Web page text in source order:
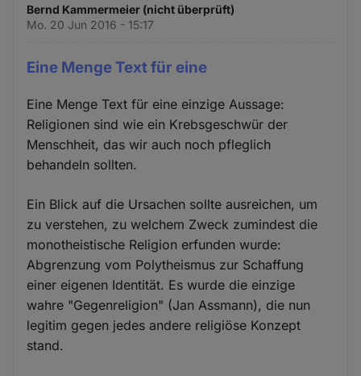
Bernd Kammermeier (nicht überprüft)
Mo. 20 Jun 2016 - 15:17
Eine Menge Text für eine
Eine Menge Text für eine einzige Aussage:
Religionen sind wie ein Krebsgeschwür der
Menschheit, das wir auch noch pfleglich
behandeln sollten.
Ein Blick auf die Ursachen sollte ausreichen, um
zu verstehen, zu welchem Zweck zumindest die
monotheistische Religion erfunden wurde:
Abgrenzung vom Polytheismus zur Schaffung
einer eigenen Identität. Es wurde die einzige
wahre "Gegenreligion" (Jan Assmann), die nun
legitim gegen jedes andere religiöse Konzept
stand.